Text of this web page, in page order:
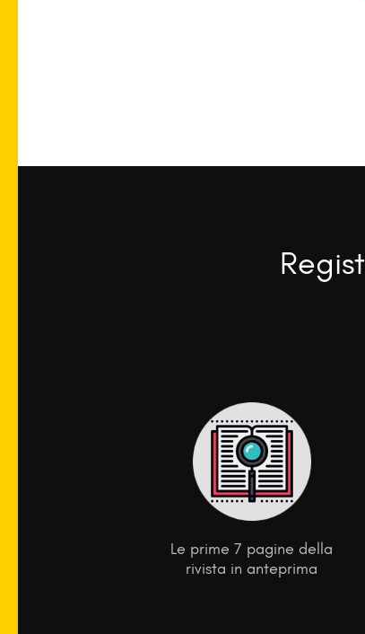
Le prime 7 pagine della
rivista in anteprima